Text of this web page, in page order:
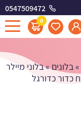
0547509472
0
כדור
»בלונים»בלוני מיילר
כדור כדורגל